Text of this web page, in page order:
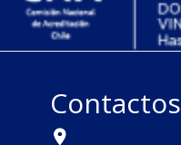
Contactos